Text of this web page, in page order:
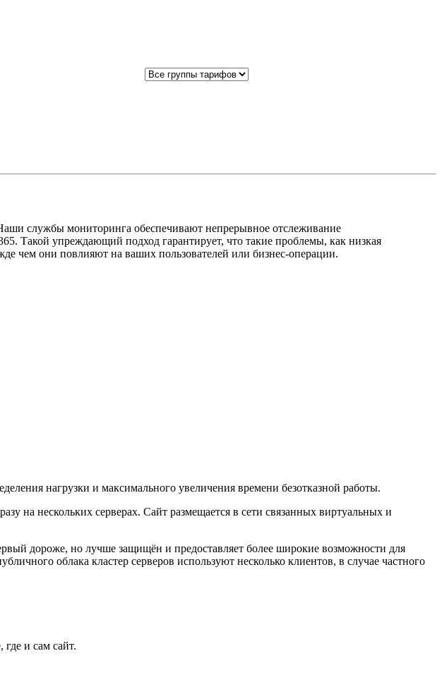
службы мониторинга обеспечивают непрерывное отслеживание
Такой упреждающий подход гарантирует, что такие проблемы, как низкая
чем они повлияют на ваших пользователей или бизнес-операции.
нагрузки и максимального увеличения времени безотказной работы.
на нескольких серверах. Сайт размещается в сети связанных виртуальных и
дороже, но лучше защищён и предоставляет более широкие возможности для
облака кластер серверов используют несколько клиентов, в случае частного
и сам сайт.